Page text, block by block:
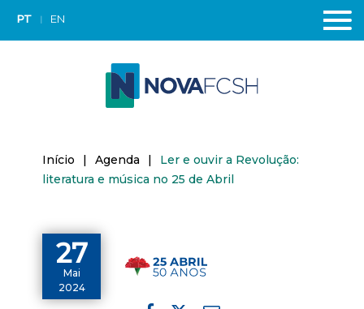
PT EN
Início | Agenda |
Ler e ouvir a Revolução:
literatura e música no 25 de Abril
27
Mai
2024